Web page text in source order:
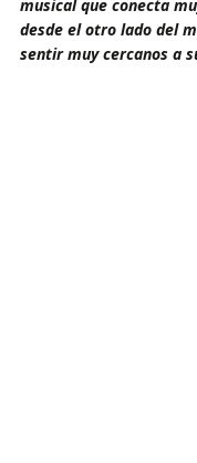
musical que conecta
desde el otro lado del
sentir muy cercanos a